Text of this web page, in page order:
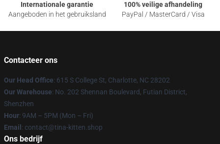
Internationale garantie
Aangeboden in het gebruiksland
100% veilige afhandeling
PayPal / MasterCard / Visa
Contacteer ons
Our Head Office: 615 S College St, Charlotte, NC 28202
Our Warehouse: No. 202 Shennan Boulevard, Futian District,
Shenzhen
Hour: 9AM – 5PM (Mon – Fri)
Email : contact@tina-kitten.shop
Ons bedrijf